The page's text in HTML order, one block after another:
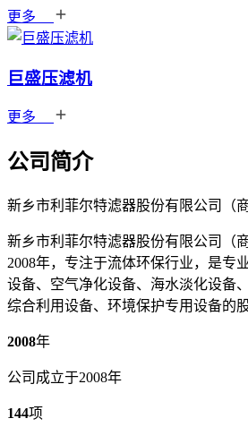
更多
巨盛压滤机
更多
公司简介
新乡市利菲尔特滤器股份有限公司（
新乡市利菲尔特滤器股份有限公司（
2008年，专注于流体环保行业，是专
设备、空气净化设备、海水淡化设备
综合利用设备、环境保护专用设备的
2008年
公司成立于2008年
144项